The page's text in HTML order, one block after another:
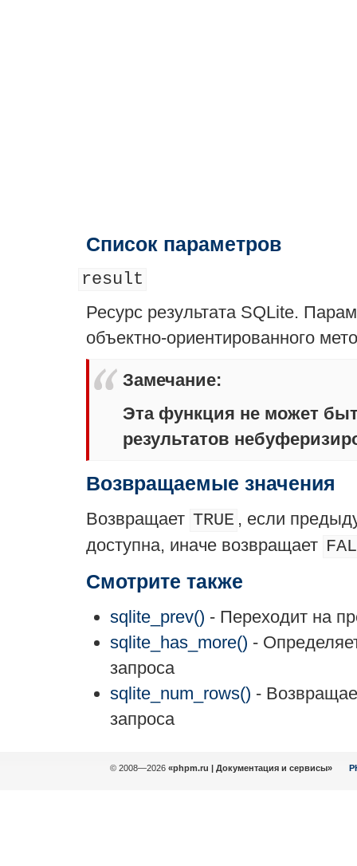
Список параметров
result
Ресурс результата SQLite.
объектно-ориентированного
Замечание:
Эта функция не может
результатов
Возвращаемые значения
Возвращает TRUE , если
доступна, иначе возвращает
Смотрите также
sqlite_prev() - Переходит на
sqlite_has_more() -
запроса
sqlite_num_rows() -
запроса
© 2008—2026 «phpm.ru | Документация и сервисы»